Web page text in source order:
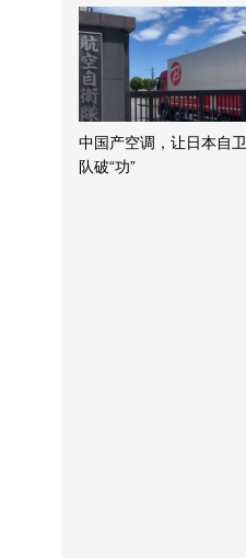
中国产空调，让日本自卫
队破“功”